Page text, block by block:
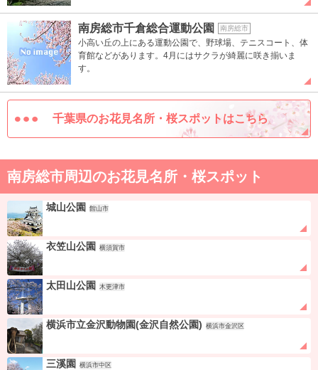
南房総市千倉総合運動公園 南房総市
小高い丘の上にある運動公園で、野球場、テニスコート、体
育館などがあります。4月にはサクラが綺麗に咲き揃いま
す。
千葉県のお花見名所・桜スポットはこちら
南房総市周辺のお花見名所・桜スポット
城山公園 館山市
衣笠山公園 横須賀市
太田山公園 木更津市
横浜市立金沢動物園(金沢自然公園) 横浜市金沢区
三溪園 横浜市中区